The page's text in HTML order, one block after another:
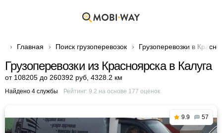
Главная Поиск грузоперевозок Грузоперевозки в
Грузоперевозки из Красноярска в Калуга
от 108205 до 260392 руб 4328.2 км
Найдено 4 службы Рейтинг: 9.2 на основе 177 оценок
9.9 57